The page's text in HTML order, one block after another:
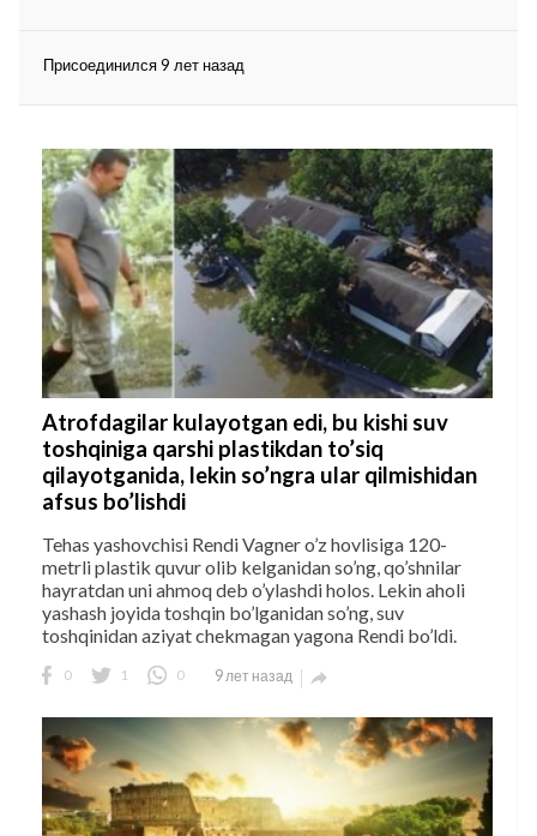
Присоединился 9 лет назад
Atrofdagilar kulayotgan edi, bu kishi suv
toshqiniga qarshi plastikdan to’siq
qilayotganida, lekin so’ngra ular qilmishidan
afsus bo’lishdi
Tehas yashovchisi Rendi Vagner o’z hovlisiga 120-
metrli plastik quvur olib kelganidan so’ng, qo’shnilar
hayratdan uni ahmoq deb o’ylashdi holos. Lekin aholi
yashash joyida toshqin bo’lganidan so’ng, suv
toshqinidan aziyat chekmagan yagona Rendi bo’ldi.
0 1 0 9 лет назад 